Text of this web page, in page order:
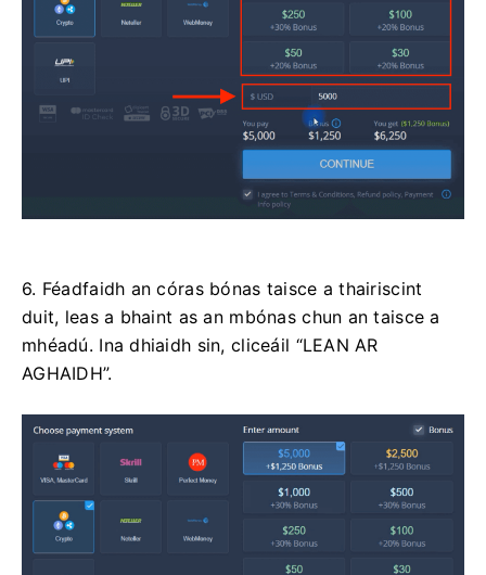
6. Féadfaidh an córas bónas taisce a thairiscint
duit, leas a bhaint as an mbónas chun an taisce a
mhéadú. Ina dhiaidh sin, cliceáil “LEAN AR
AGHAIDH”.